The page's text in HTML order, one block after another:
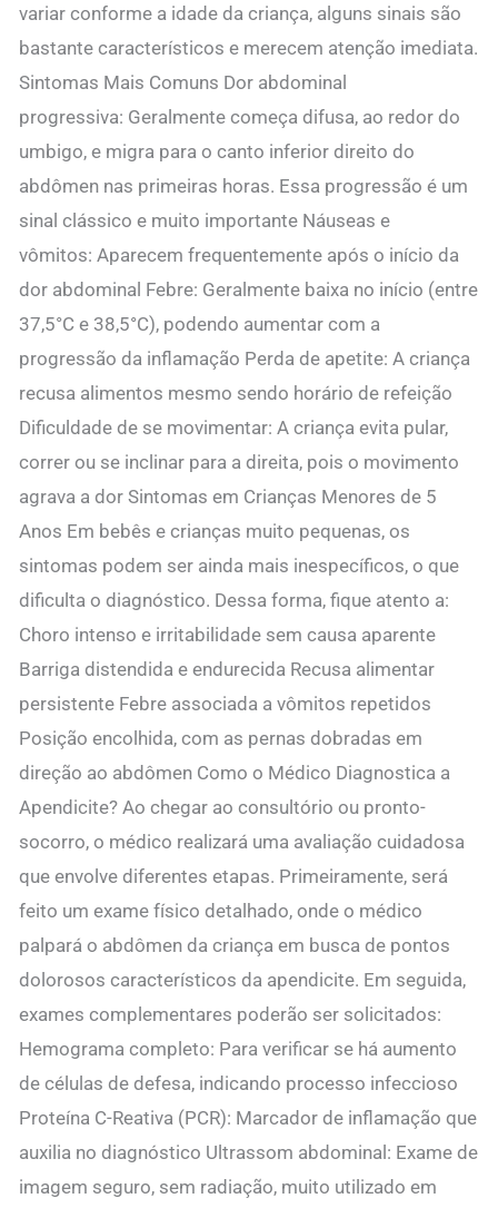
variar conforme a idade da criança, alguns sinais são
bastante característicos e merecem atenção imediata.
Sintomas Mais Comuns Dor abdominal
progressiva: Geralmente começa difusa, ao redor do
umbigo, e migra para o canto inferior direito do
abdômen nas primeiras horas. Essa progressão é um
sinal clássico e muito importante Náuseas e
vômitos: Aparecem frequentemente após o início da
dor abdominal Febre: Geralmente baixa no início (entre
37,5°C e 38,5°C), podendo aumentar com a
progressão da inflamação Perda de apetite: A criança
recusa alimentos mesmo sendo horário de refeição
Dificuldade de se movimentar: A criança evita pular,
correr ou se inclinar para a direita, pois o movimento
agrava a dor Sintomas em Crianças Menores de 5
Anos Em bebês e crianças muito pequenas, os
sintomas podem ser ainda mais inespecíficos, o que
dificulta o diagnóstico. Dessa forma, fique atento a:
Choro intenso e irritabilidade sem causa aparente
Barriga distendida e endurecida Recusa alimentar
persistente Febre associada a vômitos repetidos
Posição encolhida, com as pernas dobradas em
direção ao abdômen Como o Médico Diagnostica a
Apendicite? Ao chegar ao consultório ou pronto-
socorro, o médico realizará uma avaliação cuidadosa
que envolve diferentes etapas. Primeiramente, será
feito um exame físico detalhado, onde o médico
palpará o abdômen da criança em busca de pontos
dolorosos característicos da apendicite. Em seguida,
exames complementares poderão ser solicitados:
Hemograma completo: Para verificar se há aumento
de células de defesa, indicando processo infeccioso
Proteína C-Reativa (PCR): Marcador de inflamação que
auxilia no diagnóstico Ultrassom abdominal: Exame de
imagem seguro, sem radiação, muito utilizado em